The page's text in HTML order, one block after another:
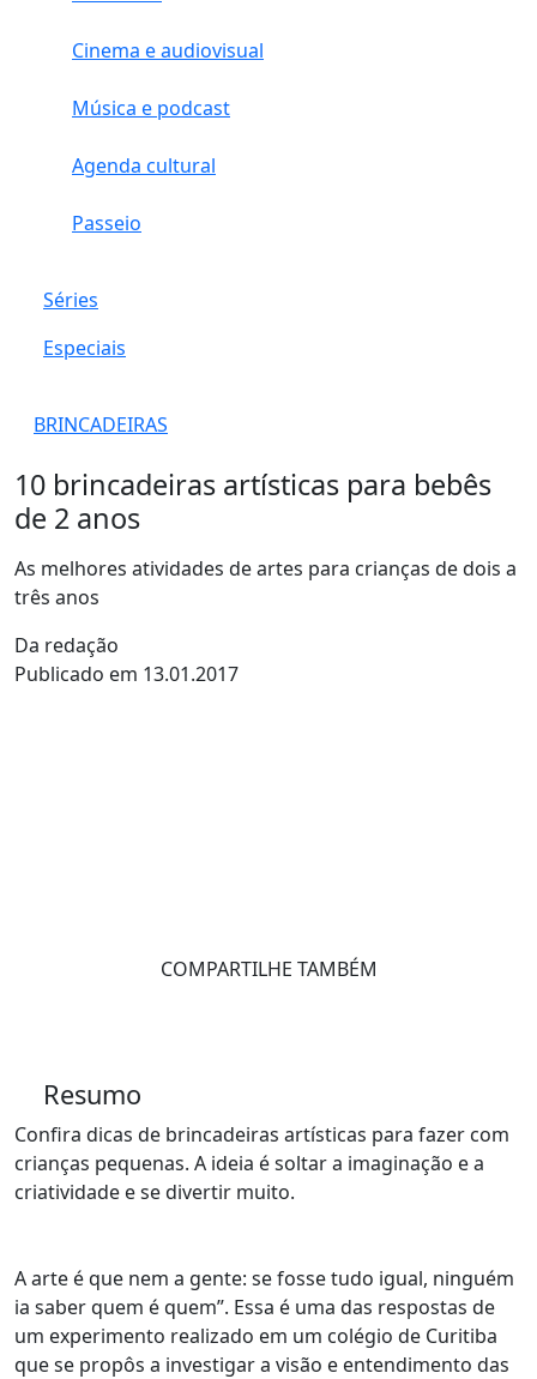
Cinema e audiovisual
Música e podcast
Agenda cultural
Passeio
Séries
Especiais
BRINCADEIRAS
10 brincadeiras artísticas para bebês
de 2 anos
As melhores atividades de artes para crianças de dois a
três anos
Da redação
Publicado em 13.01.2017
COMPARTILHE TAMBÉM
Resumo
Confira dicas de brincadeiras artísticas para fazer com
crianças pequenas. A ideia é soltar a imaginação e a
criatividade e se divertir muito.
A arte é que nem a gente: se fosse tudo igual, ninguém
ia saber quem é quem”. Essa é uma das respostas de
um experimento realizado em um colégio de Curitiba
que se propôs a investigar a visão e entendimento das